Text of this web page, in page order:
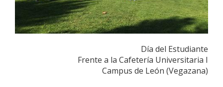
Día del Estudiante
Frente a la Cafetería Universitaria I
Campus de León (Vegazana)